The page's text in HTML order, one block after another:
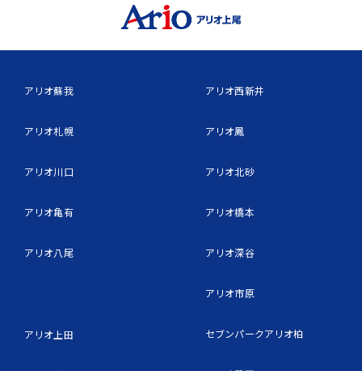
アリオ蘇我
アリオ札幌
アリオ川口
アリオ亀有
アリオ八尾
アリオ上田
アリオ西新井
アリオ鳳
アリオ北砂
アリオ橋本
アリオ深谷
アリオ市原
セブンパークアリオ柏